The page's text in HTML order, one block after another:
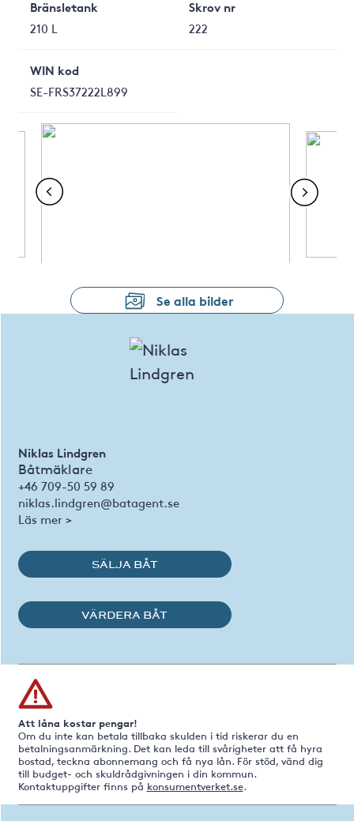
Bränsletank
210 L
Skrov nr
222
WIN kod
SE-FRS37222L899
Se alla bilder
Niklas Lindgren
Båtmäklare
+46 709-50 59 89
niklas.lindgren@batagent.se
Läs mer >
SÄLJA BÅT
VÄRDERA BÅT
Att låna kostar pengar!
Om du inte kan betala tillbaka skulden i tid riskerar du en
betalningsanmärkning. Det kan leda till svårigheter att få hyra
bostad, teckna abonnemang och få nya lån. För stöd, vänd dig
till budget- och skuldrådgivningen i din kommun.
Kontaktuppgifter finns på konsumentverket.se.